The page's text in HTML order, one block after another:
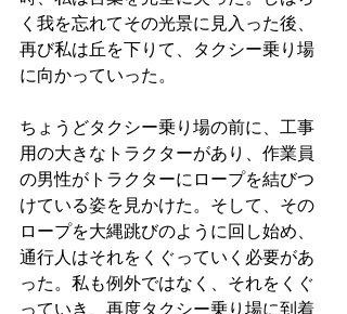
く我を忘れてその光景に見入った後、
再び私は丘を下りて、タクシー乗り場
に向かっていった。
ちょうどタクシー乗り場の前に、工事
用の大きなトラクターがあり、作業員
の男性がトラクターにロープを結びつ
けている姿を見かけた。そして、その
ロープを大縄跳びのように回し始め、
通行人はそれをくぐっていく必要があ
った。私も例外ではなく、それをくぐ
っていき、再度タクシー乗り場に到着